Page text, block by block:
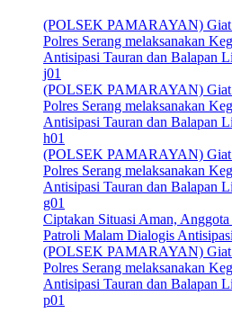
(POLSEK PAMARAYAN) Giat
Polres Serang melaksanakan
Antisipasi Tauran dan Balapan
j01
(POLSEK PAMARAYAN) Giat
Polres Serang melaksanakan
Antisipasi Tauran dan Balapan
h01
(POLSEK PAMARAYAN) Giat
Polres Serang melaksanakan
Antisipasi Tauran dan Balapan
g01
Ciptakan Situasi Aman,
Patroli Malam Dialogis
(POLSEK PAMARAYAN) Giat
Polres Serang melaksanakan
Antisipasi Tauran dan Balapan
p01